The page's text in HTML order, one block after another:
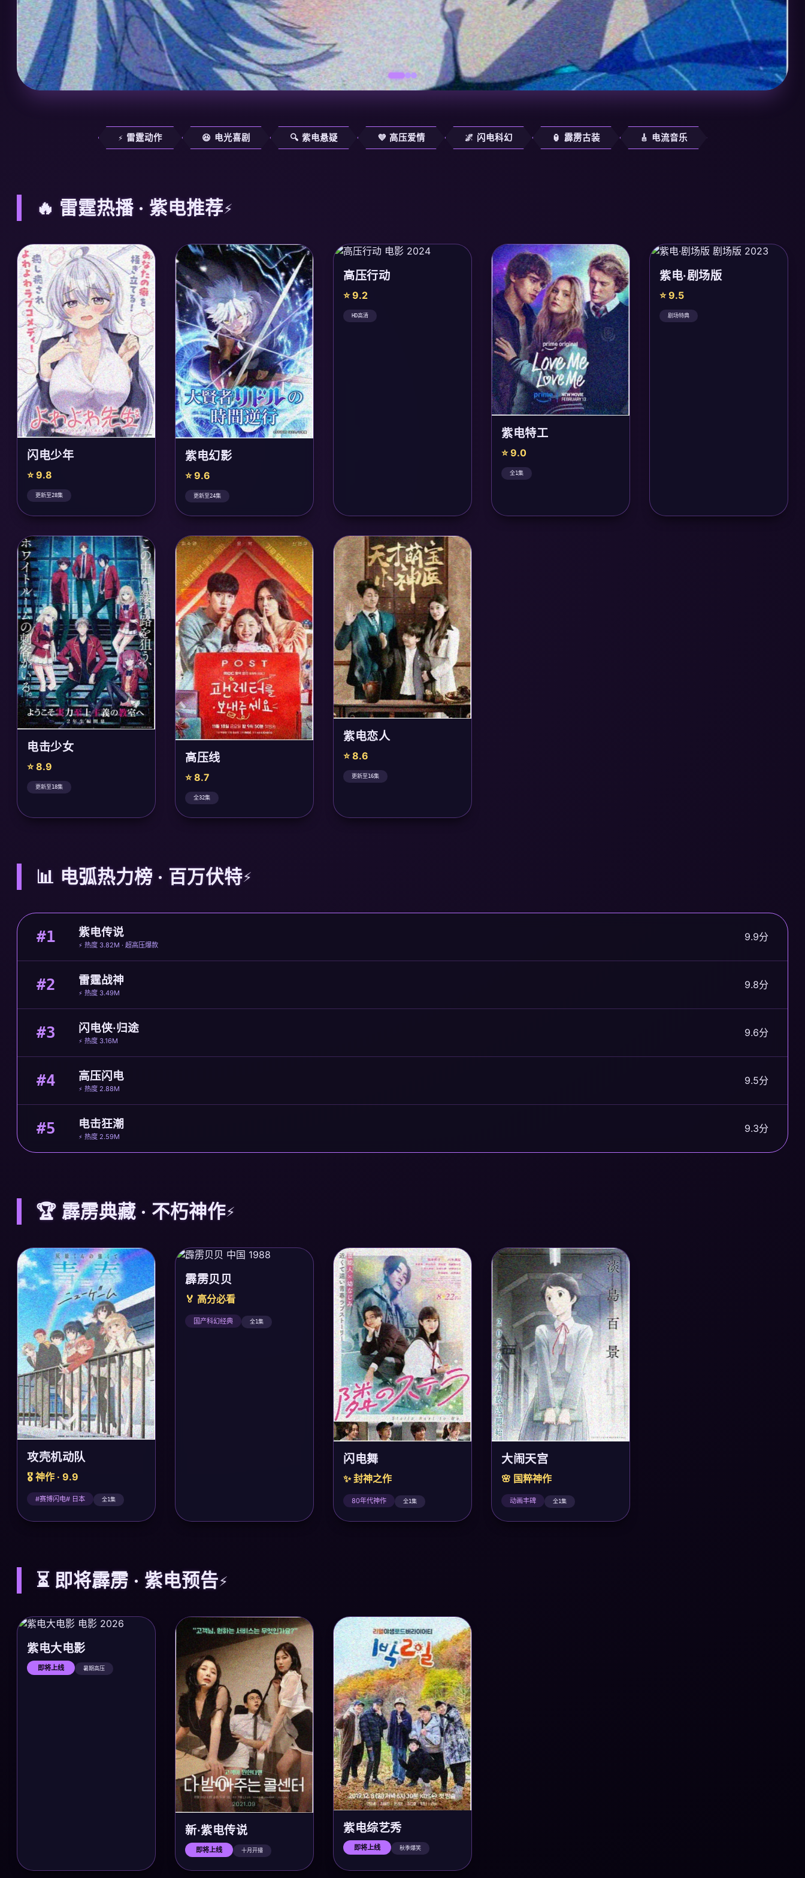
⚡ 雷霆动作 😆 电光喜剧 🔍 紫电悬疑 💜 高压爱情 🌌 闪电科幻 🏮 霹雳古装 🎸 电流音乐
🔥 雷霆热播 · 紫电推荐
闪电少年
⭐ 9.8
更新至28集
紫电幻影
⭐ 9.6
更新至24集
高压行动
⭐ 9.2
HD高清
紫电特工
⭐ 9.0
全1集
紫电·剧场版
⭐ 9.5
剧场特典
电击少女
⭐ 8.9
更新至18集
高压线
⭐ 8.7
全32集
紫电恋人
⭐ 8.6
更新至16集
📊 电弧热力榜 · 百万伏特
#1 紫电传说
⚡ 热度 3.82M · 超高压爆款
9.9分
#2 雷霆战神
⚡ 热度 3.49M
9.8分
#3 闪电侠·归途
⚡ 热度 3.16M
9.6分
#4 高压闪电
⚡ 热度 2.88M
9.5分
#5 电击狂潮
⚡ 热度 2.59M
9.3分
🏆 霹雳典藏 · 不朽神作
攻壳机动队
🎖️ 神作 · 9.9
#赛博闪电# 日本 全1集
霹雳贝贝
🏅 高分必看
国产科幻经典 全1集
闪电舞
✨ 封神之作
80年代神作 全1集
大闹天宫
🌸 国粹神作
动画丰碑 全1集
⏳ 即将霹雳 · 紫电预告
紫电大电影
即将上线 暑期高压
新·紫电传说
即将上线 十月开播
紫电综艺秀
即将上线 秋季爆笑